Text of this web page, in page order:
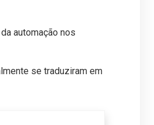
automação nos
se traduziram em